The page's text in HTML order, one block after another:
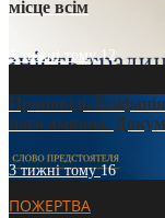
місце всім
3 тижні тому12
Проповідь
його амвона.
3 тижні тому16
ПОЖЕРТВА